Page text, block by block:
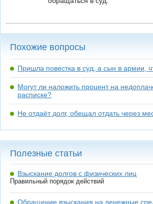
Похожие вопросы
Пришла повестка в суд, а сын в армии,
Могут ли наложить процент на
расписке?
Не отдаёт долг, обещал отдать через
Полезные статьи
Взыскание долгов с физических лиц
Правильный порядок действий
Обращение взыскания на денежные